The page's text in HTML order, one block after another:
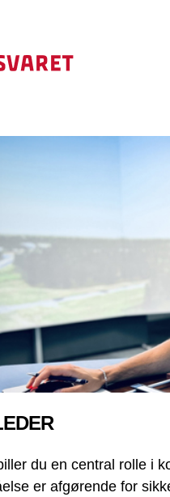
du en central rolle i
er afgørende for